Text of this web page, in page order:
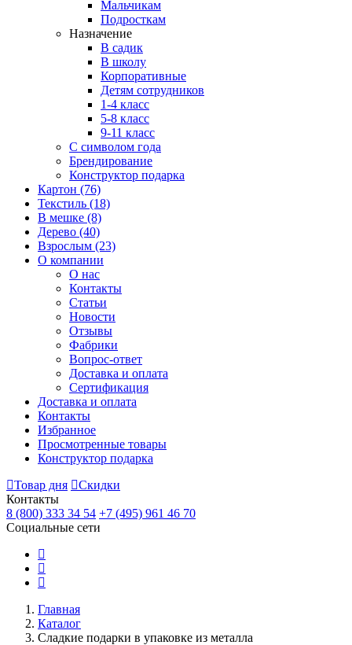
Мальчикам
Подросткам
Назначение
В садик
В школу
Корпоративные
Детям сотрудников
1-4 класс
5-8 класс
9-11 класс
С символом года
Брендирование
Конструктор подарка
Картон (76)
Текстиль (18)
В мешке (8)
Дерево (40)
Взрослым (23)
О компании
О нас
Контакты
Статьи
Новости
Отзывы
Фабрики
Вопрос-ответ
Доставка и оплата
Сертификация
Доставка и оплата
Контакты
Избранное
Просмотренные товары
Конструктор подарка
Товар дня
Скидки
Контакты
8 (800) 333 34 54 +7 (495) 961 46 70
Социальные сети
Главная
Каталог
Сладкие подарки в упаковке из металла